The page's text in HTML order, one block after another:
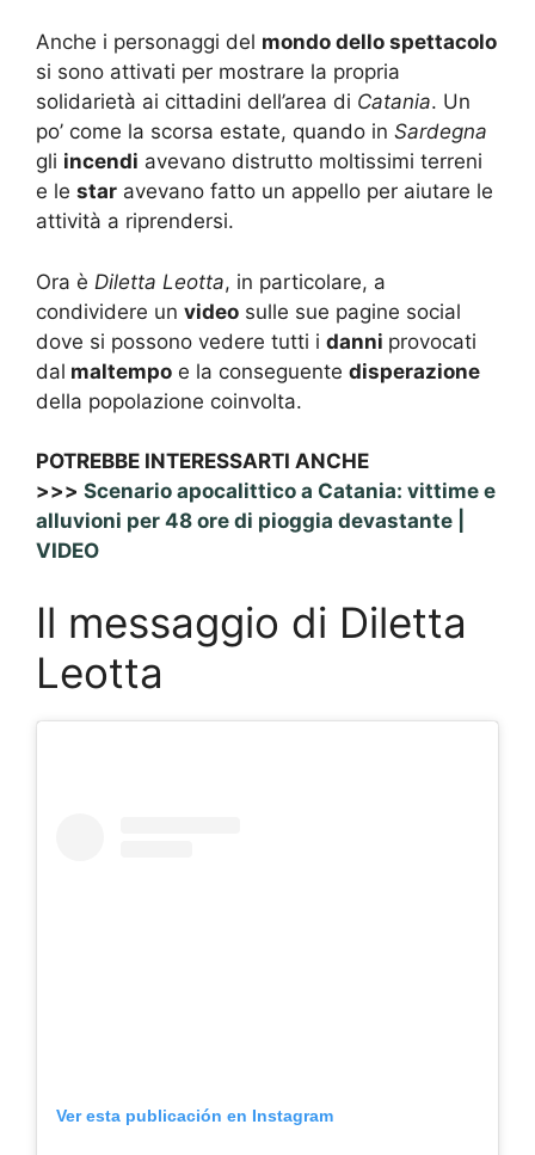
Anche i personaggi del mondo dello spettacolo
si sono attivati per mostrare la propria
solidarietà ai cittadini dell’area di Catania. Un
po’ come la scorsa estate, quando in Sardegna
gli incendi avevano distrutto moltissimi terreni
e le star avevano fatto un appello per aiutare le
attività a riprendersi.
Ora è Diletta Leotta, in particolare, a
condividere un video sulle sue pagine social
dove si possono vedere tutti i danni provocati
dal maltempo e la conseguente disperazione
della popolazione coinvolta.
POTREBBE INTERESSARTI ANCHE
>>> Scenario apocalittico a Catania: vittime e
alluvioni per 48 ore di pioggia devastante |
VIDEO
Il messaggio di Diletta
Leotta
Ver esta publicación en Instagram